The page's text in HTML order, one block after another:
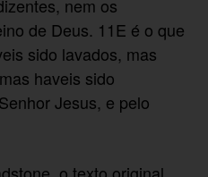
nem os
de Deus. 11E é o que
sido lavados, mas
haveis sido
Jesus, e pelo
o texto original,